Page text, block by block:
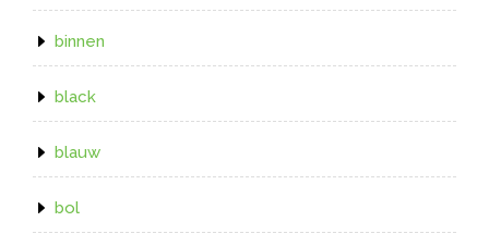
binnen
black
blauw
bol